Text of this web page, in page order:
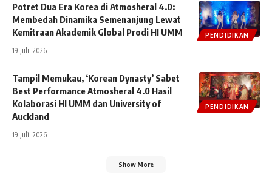
PENDIDIKAN
Potret Dua Era Korea di Atmosheral 4.0:
Membedah Dinamika Semenanjung Lewat
Kemitraan Akademik Global Prodi HI UMM
19 Juli, 2026
PENDIDIKAN
Tampil Memukau, ‘Korean Dynasty’ Sabet
Best Performance Atmosheral 4.0 Hasil
Kolaborasi HI UMM dan University of
Auckland
19 Juli, 2026
Show More